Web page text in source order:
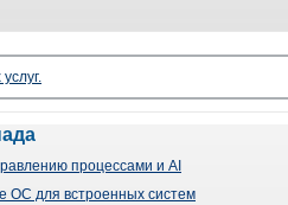
процессами и AI
ОС для встроенных систем